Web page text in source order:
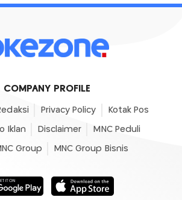
COMPANY PROFILE
Privacy Policy Kotak Pos
Iklan Disclaimer MNC Peduli
Group MNC Group Bisnis